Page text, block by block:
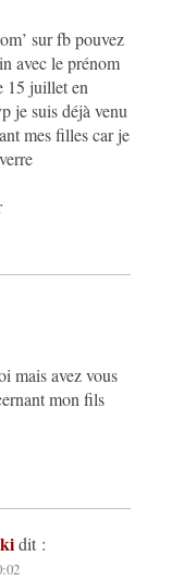
sur fb pouvez
avec le prénom
15 juillet en
je suis déjà venu
mes filles car je
mais avez vous
mon fils
dit :